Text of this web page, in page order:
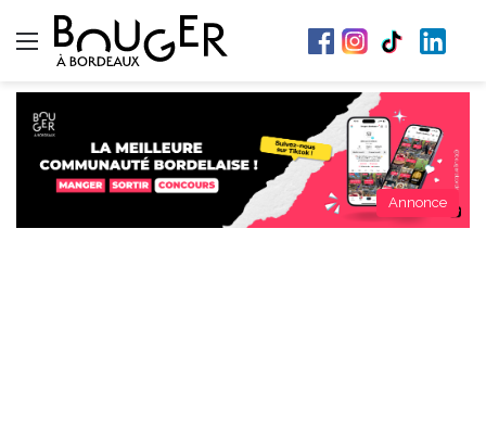
Menu
Annonce